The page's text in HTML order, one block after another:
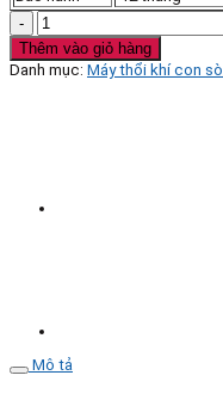
Máy
thổi
khí
con
lượng
Thêm vào giỏ hàng
Danh mục: Máy thổi khí con sò
Mô tả